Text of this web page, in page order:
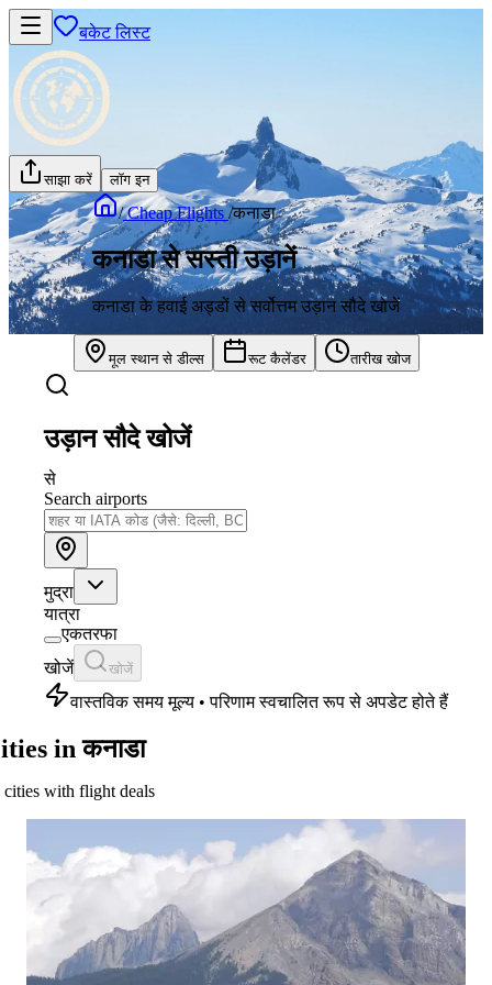
बकेट लिस्ट
साझा करें लॉग इन
/Cheap Flights/कनाडा
कनाडा से सस्ती उड़ानें
कनाडा के हवाई अड्डों से सर्वोत्तम उड़ान सौदे खोजें
मूल स्थान से डील्स रूट कैलेंडर तारीख खोज
उड़ान सौदे खोजें
से
Search airports
मुद्रा
यात्रा
एकतरफा
खोजें
खोजें
वास्तविक समय मूल्य • परिणाम स्वचालित रूप से अपडेट होते हैं
in कनाडा
cities with flight deals